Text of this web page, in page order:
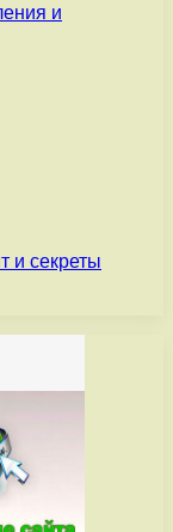
и
и секреты